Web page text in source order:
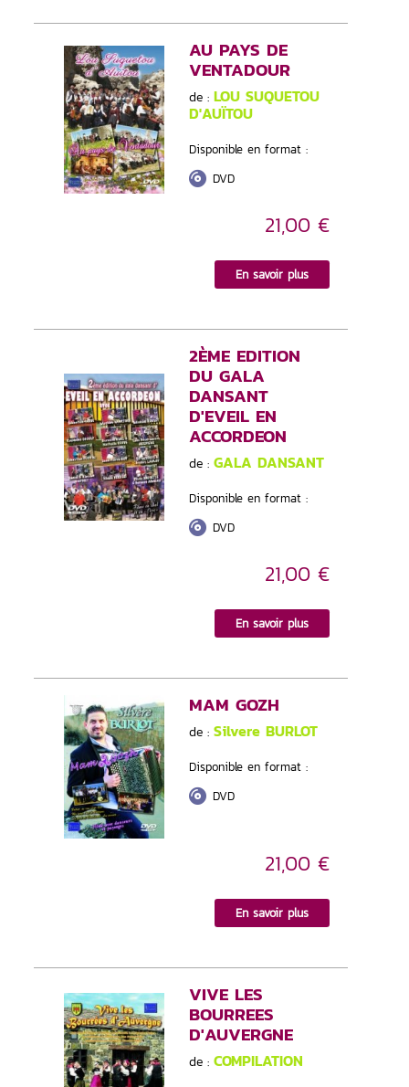
AU PAYS DE
VENTADOUR
de : LOU SUQUETOU
D'AUÏTOU
Disponible en format :
DVD
21,00 €
En savoir plus
2ÈME EDITION
DU GALA
DANSANT
D'EVEIL EN
ACCORDEON
de : GALA DANSANT
Disponible en format :
DVD
21,00 €
En savoir plus
MAM GOZH
de : Silvere BURLOT
Disponible en format :
DVD
21,00 €
En savoir plus
VIVE LES
BOURREES
D'AUVERGNE
de : COMPILATION